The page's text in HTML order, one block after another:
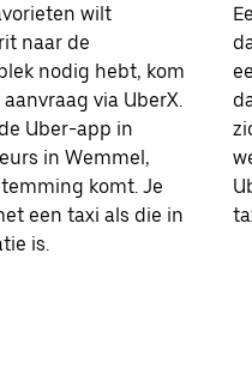
wilt
naar de
nodig hebt, kom
via UberX.
Uber-app in
in Wemmel,
komt. Je
een taxi als die in
is.